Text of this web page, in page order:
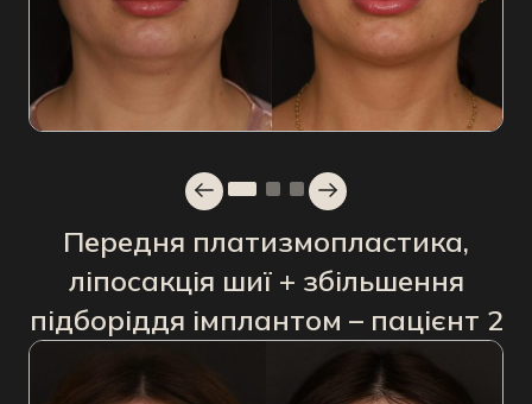
Передня платизмопластика,
ліпосакція шиї + збільшення
підборіддя імплантом – пацієнт 2